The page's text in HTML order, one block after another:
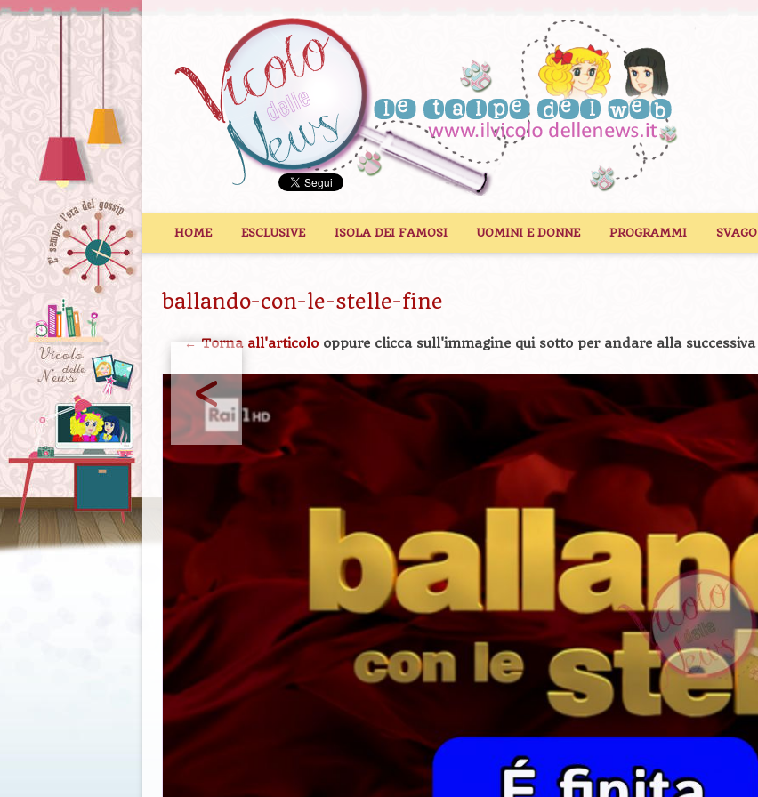
HOME ESCLUSIVE ISOLA DEI FAMOSI UOMINI E DONNE PROGRAMMI SVAGO
ballando-con-le-stelle-fine
← Torna all'articolo oppure clicca sull'immagine qui sotto per andare alla successiva
<